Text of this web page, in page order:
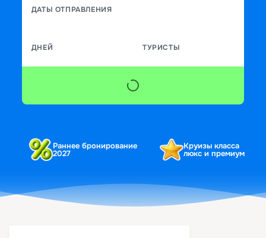
ДАТЫ ОТПРАВЛЕНИЯ
ДНЕЙ ТУРИСТЫ
Раннее бронирование
2027
Круизы класса
люкс и премиум